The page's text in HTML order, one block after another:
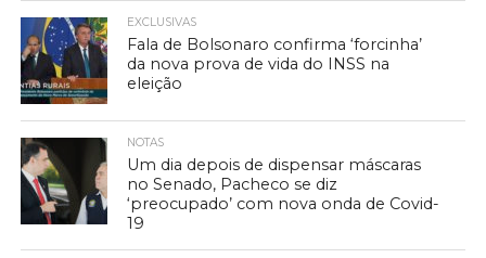
EXCLUSIVAS
Fala de Bolsonaro confirma ‘forcinha’
da nova prova de vida do INSS na
eleição
NOTAS
Um dia depois de dispensar máscaras
no Senado, Pacheco se diz
‘preocupado’ com nova onda de Covid-
19